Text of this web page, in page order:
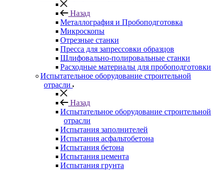
Назад
Металлография и Пробоподготовка
Микроскопы
Отрезные станки
Пресса для запрессовки образцов
Шлифовально-полировальные станки
Расходные материалы для пробоподготовки
Испытательное оборудование строительной
отрасли
Назад
Испытательное оборудование строительной
отрасли
Испытания заполнителей
Испытания асфальтобетона
Испытания бетона
Испытания цемента
Испытания грунта